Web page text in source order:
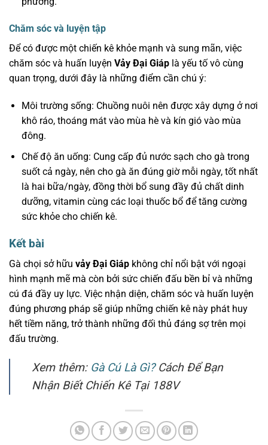
Chăm sóc và luyện tập
Để có được một chiến kê khỏe mạnh và sung mãn, việc
chăm sóc và huấn luyện Vảy Đại Giáp là yếu tố vô cùng
quan trọng, dưới đây là những điểm cần chú ý:
Môi trường sống: Chuồng nuôi nên được xây dựng ở nơi
khô ráo, thoáng mát vào mùa hè và kín gió vào mùa
đông.
Chế độ ăn uống: Cung cấp đủ nước sạch cho gà trong
suốt cả ngày, nên cho gà ăn đúng giờ mỗi ngày, tốt nhất
là hai bữa/ngày, đồng thời bổ sung đầy đủ chất dinh
dưỡng, vitamin cùng các loại thuốc bổ để tăng cường
sức khỏe cho chiến kê.
Kết bài
Gà chọi sở hữu vảy Đại Giáp không chỉ nổi bật với ngoại
hình mạnh mẽ mà còn bởi sức chiến đấu bền bỉ và những
cú đá đầy uy lực. Việc nhận diện, chăm sóc và huấn luyện
đúng phương pháp sẽ giúp những chiến kê này phát huy
hết tiềm năng, trở thành những đối thủ đáng sợ trên mọi
đấu trường.
Xem thêm: Gà Cú Là Gì?Cách Để Bạn
Nhận Biết Chiến Kê Tại 188V